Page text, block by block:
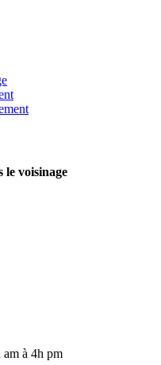
le voisinage
à 4h pm